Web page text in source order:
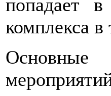
попадает
комплекса в